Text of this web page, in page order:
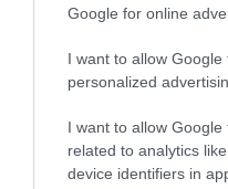
Google for online
I want to allow Google
personalized
I want to allow
related to analytics
device identifiers in